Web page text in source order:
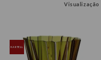
Visualização
KARTELL